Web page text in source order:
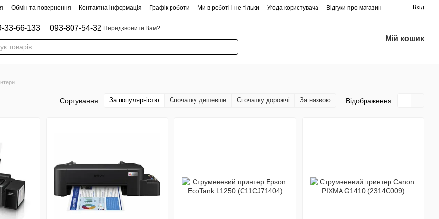
Обмін та повернення Контактна інформація Графік роботи Ми в роботі і не тільки Угода користувача Відгуки про магазин Вхід
33-66-133 093-807-54-32 Передзвонити Вам?
Мій кошик
Сортування: За популярністю Спочатку дешевше Спочатку дорожчі За назвою Відображення: